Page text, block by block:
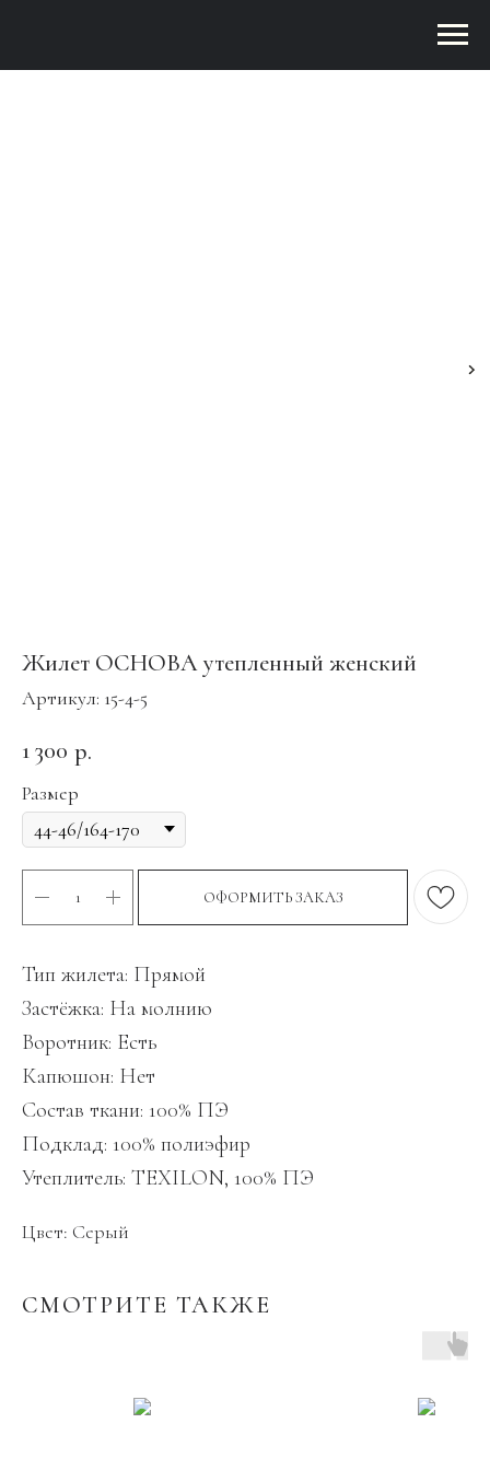
Жилет ОСНОВА утепленный женский
Артикул: 15-4-5
1 300 р.
Размер
ОФОРМИТЬ ЗАКАЗ
Тип жилета: Прямой
Застёжка: На молнию
Воротник: Есть
Капюшон: Нет
Состав ткани: 100% ПЭ
Подклад: 100% полиэфир
Утеплитель: TEXILON, 100% ПЭ
Цвет: Серый
СМОТРИТЕ ТАКЖЕ